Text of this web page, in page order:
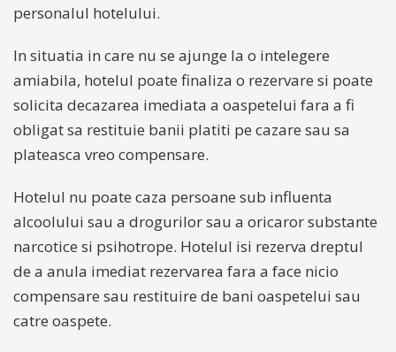
personalul hotelului.
In situatia in care nu se ajunge la o intelegere
amiabila, hotelul poate finaliza o rezervare si poate
solicita decazarea imediata a oaspetelui fara a fi
obligat sa restituie banii platiti pe cazare sau sa
plateasca vreo compensare.
Hotelul nu poate caza persoane sub influenta
alcoolului sau a drogurilor sau a oricaror substante
narcotice si psihotrope. Hotelul isi rezerva dreptul
de a anula imediat rezervarea fara a face nicio
compensare sau restituire de bani oaspetelui sau
catre oaspete.